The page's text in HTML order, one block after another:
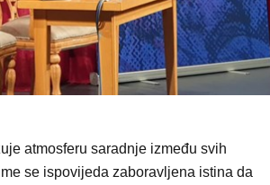
atmosferu saradnje između svih
se ispovijeda zaboravljena istina da